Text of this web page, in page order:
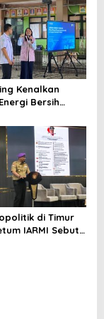
Kenalkan
Bersih
di Timur
IARMI Sebut